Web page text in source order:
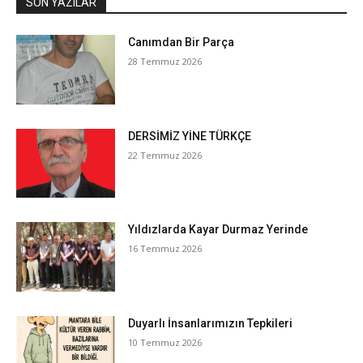
Canımdan Bir Parça
28 Temmuz 2026
DERSİMİZ YİNE TÜRKÇE
22 Temmuz 2026
Yıldızlarda Kayar Durmaz Yerinde
16 Temmuz 2026
Duyarlı İnsanlarımızın Tepkileri
10 Temmuz 2026